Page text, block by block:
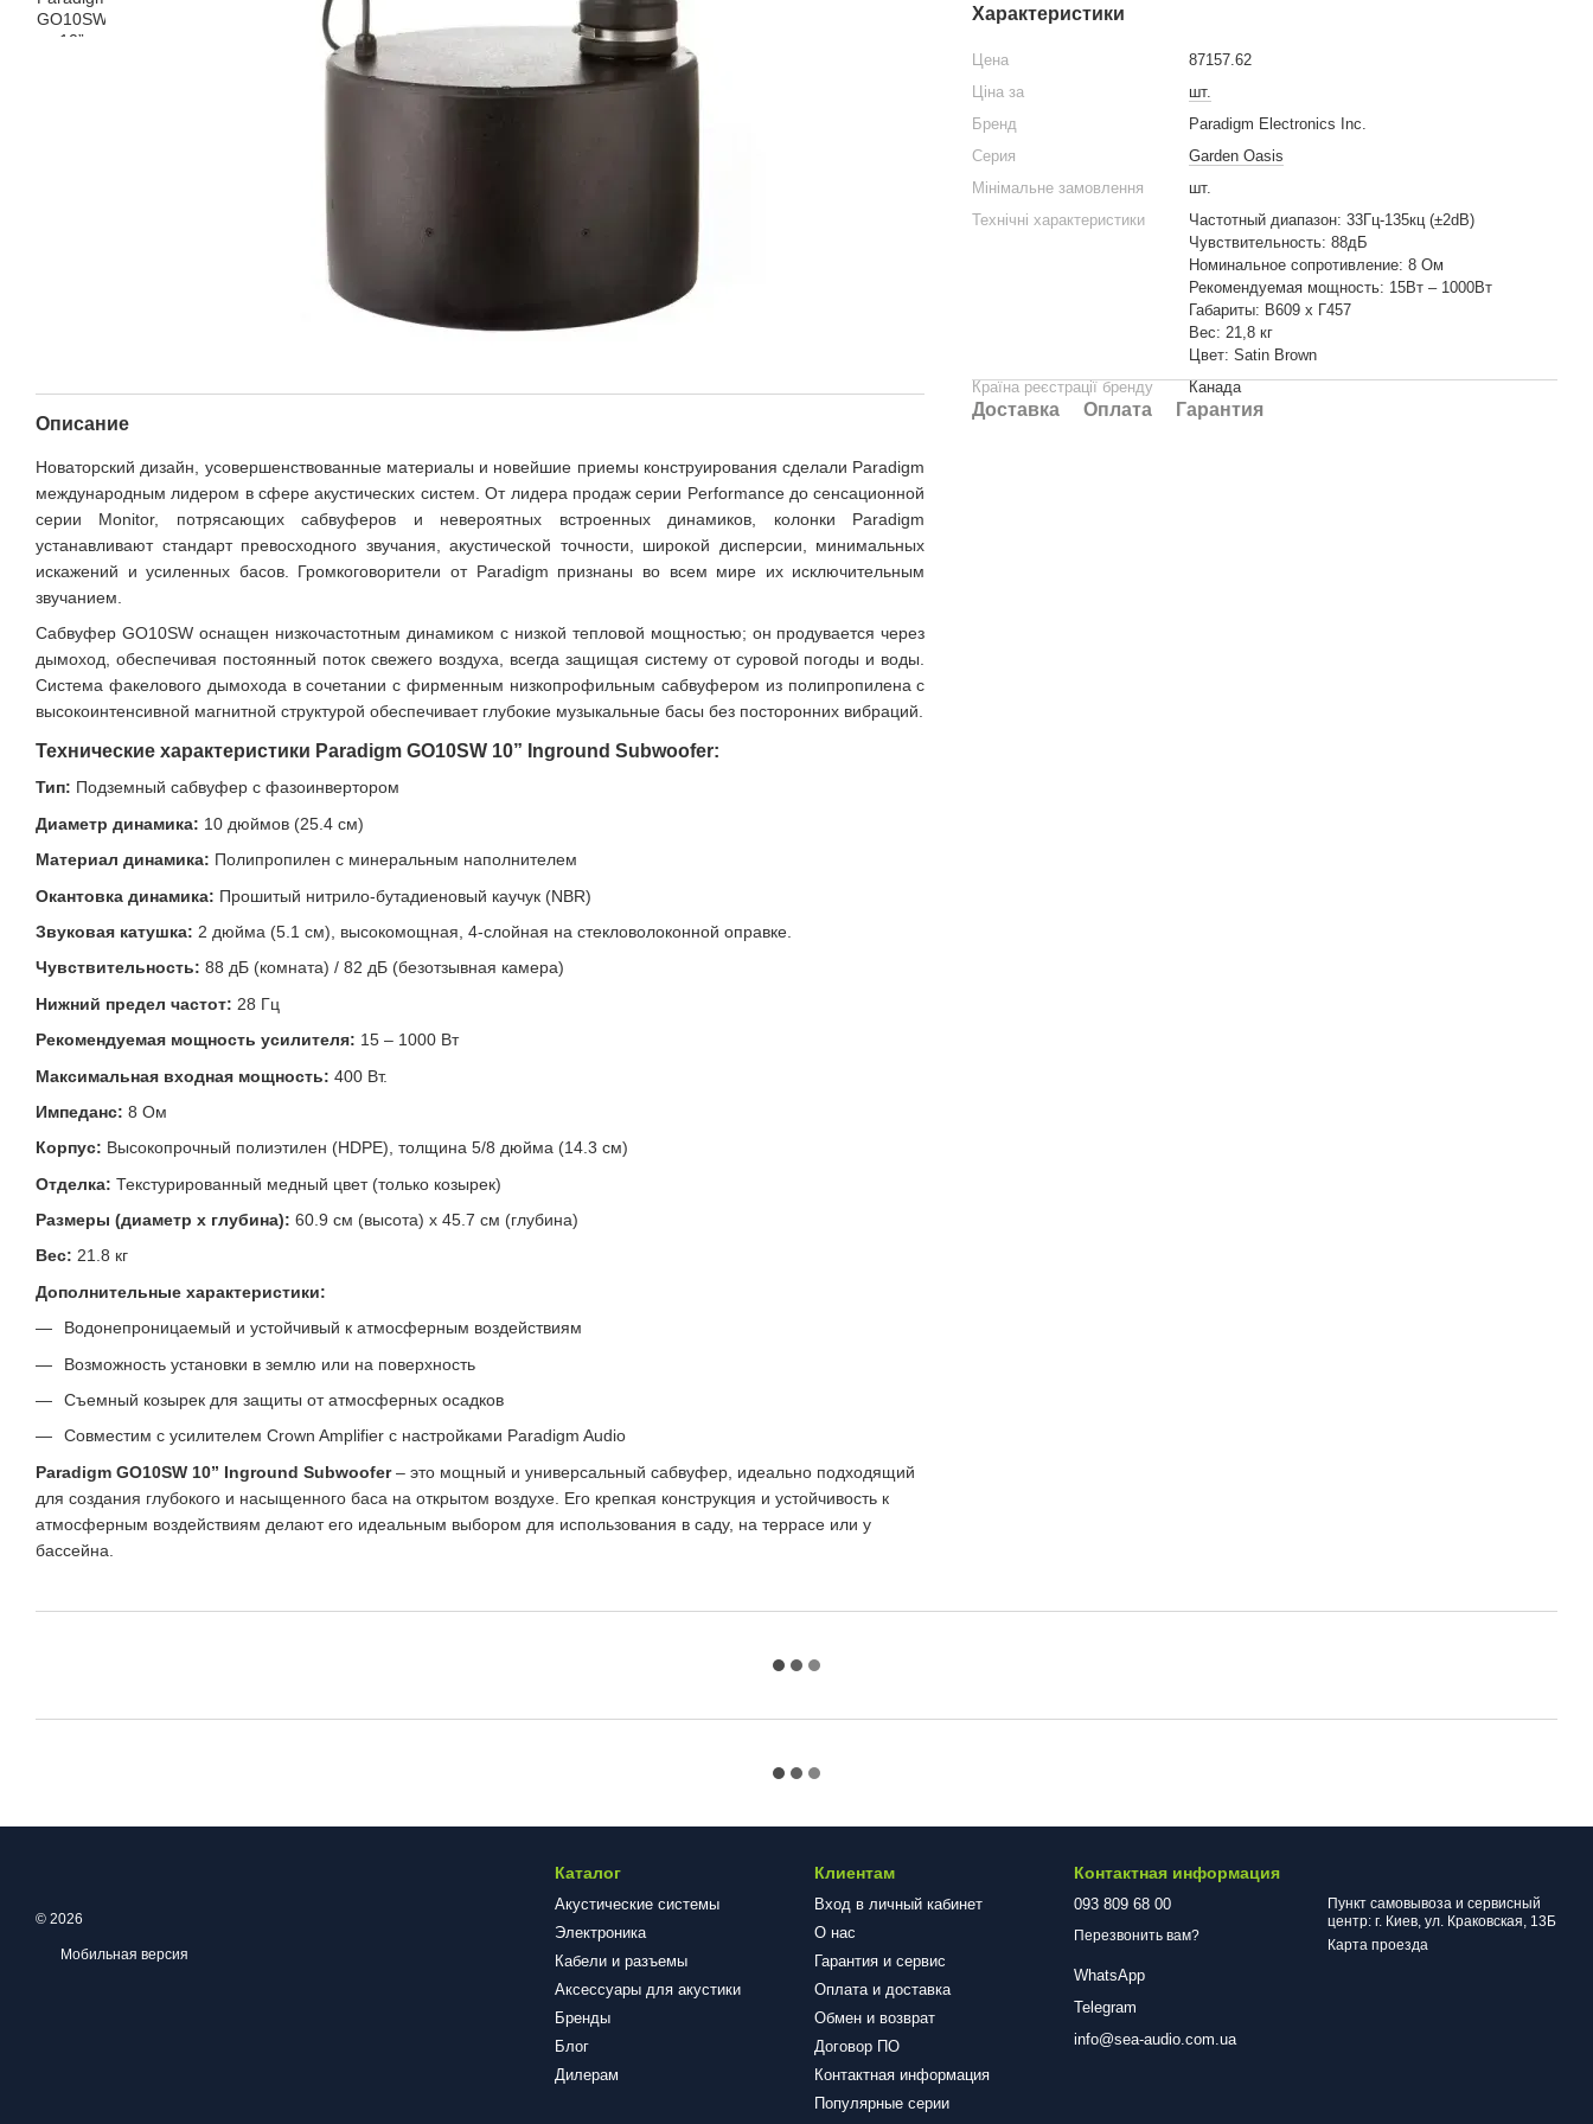
Описание
Новаторский дизайн, усовершенствованные материалы и новейшие приемы конструирования сделали Paradigm
международным лидером в сфере акустических систем. От лидера продаж серии Performance до сенсационной
серии Monitor, потрясающих сабвуферов и невероятных встроенных динамиков, колонки Paradigm
устанавливают стандарт превосходного звучания, акустической точности, широкой дисперсии, минимальных
искажений и усиленных басов. Громкоговорители от Paradigm признаны во всем мире их исключительным
звучанием.
Сабвуфер GO10SW оснащен низкочастотным динамиком с низкой тепловой мощностью; он продувается через
дымоход, обеспечивая постоянный поток свежего воздуха, всегда защищая систему от суровой погоды и воды.
Система факелового дымохода в сочетании с фирменным низкопрофильным сабвуфером из полипропилена с
высокоинтенсивной магнитной структурой обеспечивает глубокие музыкальные басы без посторонних вибраций.
Технические характеристики Paradigm GO10SW 10” Inground Subwoofer:
Тип: Подземный сабвуфер с фазоинвертором
Диаметр динамика: 10 дюймов (25.4 см)
Материал динамика: Полипропилен с минеральным наполнителем
Окантовка динамика: Прошитый нитрило-бутадиеновый каучук (NBR)
Звуковая катушка: 2 дюйма (5.1 см), высокомощная, 4-слойная на стекловолоконной оправке.
Чувствительность: 88 дБ (комната) / 82 дБ (безотзывная камера)
Нижний предел частот: 28 Гц
Рекомендуемая мощность усилителя: 15 – 1000 Вт
Максимальная входная мощность: 400 Вт.
Импеданс: 8 Ом
Корпус: Высокопрочный полиэтилен (HDPE), толщина 5/8 дюйма (14.3 см)
Отделка: Текстурированный медный цвет (только козырек)
Размеры (диаметр х глубина): 60.9 см (высота) x 45.7 см (глубина)
Вес: 21.8 кг
Дополнительные характеристики:
Водонепроницаемый и устойчивый к атмосферным воздействиям
Возможность установки в землю или на поверхность
Съемный козырек для защиты от атмосферных осадков
Совместим с усилителем Crown Amplifier с настройками Paradigm Audio
Paradigm GO10SW 10” Inground Subwoofer– это мощный и универсальный сабвуфер, идеально подходящий
для создания глубокого и насыщенного баса на открытом воздухе. Его крепкая конструкция и устойчивость к
атмосферным воздействиям делают его идеальным выбором для использования в саду, на террасе или у
бассейна.
Характеристики
Цена
87157.62
Ціна за
шт.
Бренд
Paradigm Electronics Inc.
Серия
Garden Oasis
Мінімальне замовлення
шт.
Технічні характеристики
Частотный диапазон: 33Гц-135кц (±2dB)
Чувствительность: 88дБ
Номинальное сопротивление: 8 Ом
Рекомендуемая мощность: 15Вт – 1000Вт
Габариты: В609 x Г457
Вес: 21,8 кг
Цвет: Satin Brown
Країна реєстрації бренду
Канада
Доставка Оплата Гарантия
© 2026
Мобильная версия
Каталог
Акустические системы
Электроника
Кабели и разъемы
Аксессуары для акустики
Бренды
Блог
Дилерам
Клиентам
Вход в личный кабинет
О нас
Гарантия и сервис
Оплата и доставка
Обмен и возврат
​​​​​​​Договор ПО
Контактная информация
Популярные серии
Контактная информация
093 809 68 00
Перезвонить вам?
WhatsApp
Telegram
info@sea-audio.com.ua
Пункт самовывоза и сервисный
центр: г. Киев, ул. Краковская, 13Б
Карта проезда